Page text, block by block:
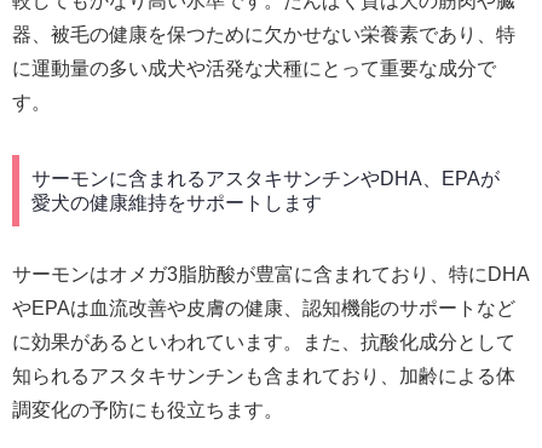
器、被毛の健康を保つために欠かせない栄養素であり、特
に運動量の多い成犬や活発な犬種にとって重要な成分で
す。
サーモンに含まれるアスタキサンチンやDHA、EPAが
愛犬の健康維持をサポートします
サーモンはオメガ3脂肪酸が豊富に含まれており、特にDHA
やEPAは血流改善や皮膚の健康、認知機能のサポートなど
に効果があるといわれています。また、抗酸化成分として
知られるアスタキサンチンも含まれており、加齢による体
調変化の予防にも役立ちます。